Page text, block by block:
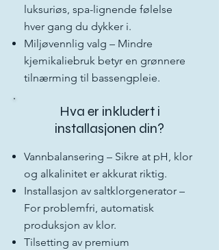
luksuriøs, spa-lignende følelse
hver gang du dykker i.
Miljøvennlig valg – Mindre
kjemikaliebruk betyr en grønnere
tilnærming til bassengpleie.
Hva er inkludert i
installasjonen din?
Vannbalansering – Sikre at pH, klor
og alkalinitet er akkurat riktig.
Installasjon av saltklorgenerator –
For problemfri, automatisk
produksjon av klor.
Tilsetting av premium